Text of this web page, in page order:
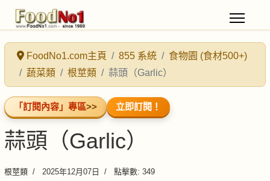
FoodNo1.com主頁 855 系統
食物園 (食材500+)
蔬菜類
根莖類 蒜頭（Garlic）
「訂閱內容」專區>> 立即訂閱！
蒜頭（Garlic）
根莖類 2025年12月07日 點擊數: 349